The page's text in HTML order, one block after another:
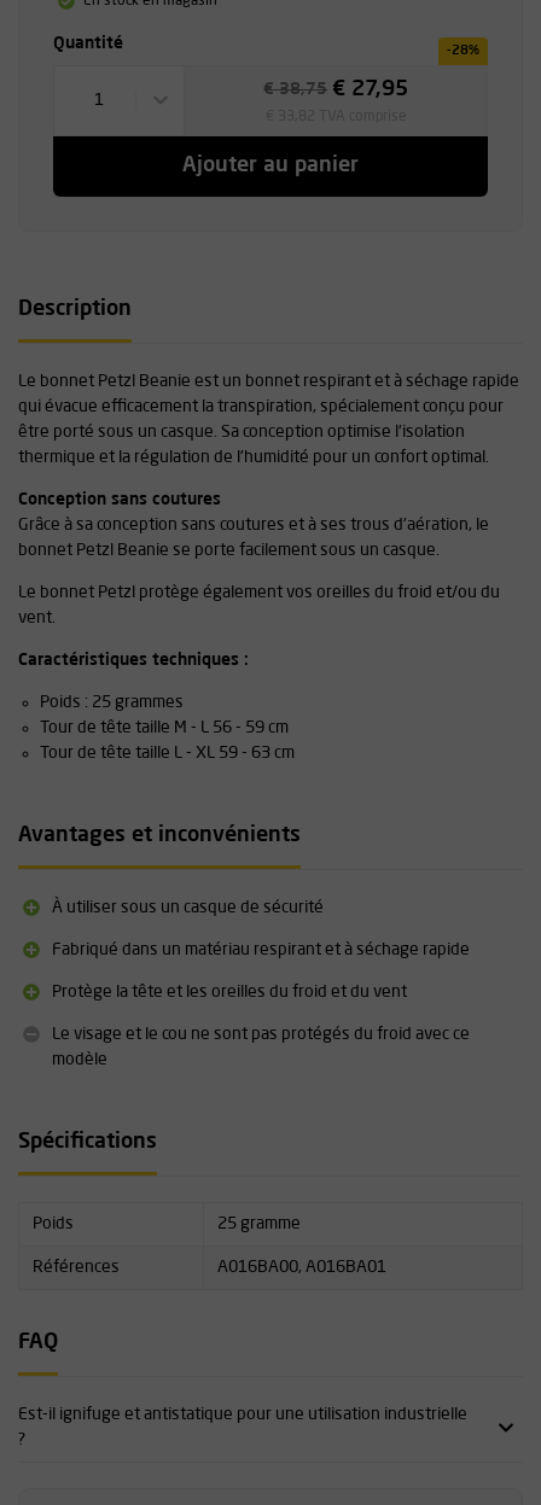
Quantité -28%
1
€ 38,75 € 27,95
Ajouter au panier
Description
Le bonnet Petzl Beanie est un bonnet respirant et à séchage rapide
qui évacue efficacement la transpiration, spécialement conçu pour
être porté sous un casque. Sa conception optimise l'isolation
thermique et la régulation de l'humidité pour un confort optimal.
Conception sans coutures
Grâce à sa conception sans coutures et à ses trous d'aération, le
bonnet Petzl Beanie se porte facilement sous un casque.
Le bonnet Petzl protège également vos oreilles du froid et/ou du
vent.
Caractéristiques techniques :
Poids : 25 grammes
Tour de tête taille M - L 56 - 59 cm
Tour de tête taille L - XL 59 - 63 cm
Avantages et inconvénients
À utiliser sous un casque de sécurité
Fabriqué dans un matériau respirant et à séchage rapide
Protège la tête et les oreilles du froid et du vent
Le visage et le cou ne sont pas protégés du froid avec ce
modèle
Spécifications
Poids 25 gramme
Références A016BA00, A016BA01
FAQ
Est-il ignifuge et antistatique pour une utilisation industrielle
?